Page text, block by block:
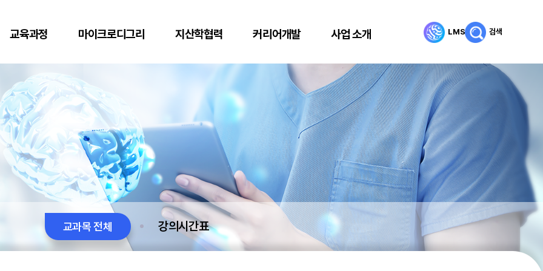
교육과정 마이크로디그리 지산학협력 커리어개발 사업 소개 LMS 검색
교과목 전체 강의시간표